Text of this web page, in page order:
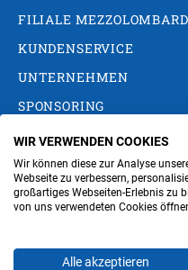
FILIALE
KUNDENSERVICE
UNTERNEHMEN
SPONSORING
AGB Privacy Policy
Cookie-Einstellungen
WIR VERWENDEN COOKIES
Wir können diese zur Analyse
Webseite zu verbessern,
großartiges Webseiten-Erlebnis zu
von uns verwendeten Cookies
Alle akzeptieren